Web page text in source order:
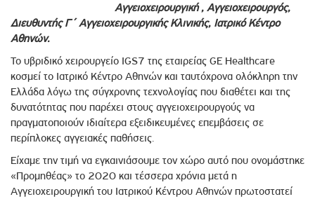
Αγγειοχειρουργική , Αγγειοχειρουργός,
Διευθυντής Γ΄ Αγγειοχειρουργικής Κλινικής, Ιατρικό Κέντρο
Αθηνών.
Το υβριδικό χειρουργείο IGS7 της εταιρείας GE Healthcare
κοσμεί το Ιατρικό Κέντρο Αθηνών και ταυτόχρονα ολόκληρη την
Ελλάδα λόγω της σύγχρονης τεχνολογίας που διαθέτει και της
δυνατότητας που παρέχει στους αγγειοχειρουργούς να
πραγματοποιούν ιδιαίτερα εξειδικευμένες επεμβάσεις σε
περίπλοκες αγγειακές παθήσεις.
Είχαμε την τιμή να εγκαινιάσουμε τον χώρο αυτό που ονομάστηκε
«Προμηθέας» το 2020 και τέσσερα χρόνια μετά η
Αγγειοχειρουργική του Ιατρικού Κέντρου Αθηνών πρωτοστατεί